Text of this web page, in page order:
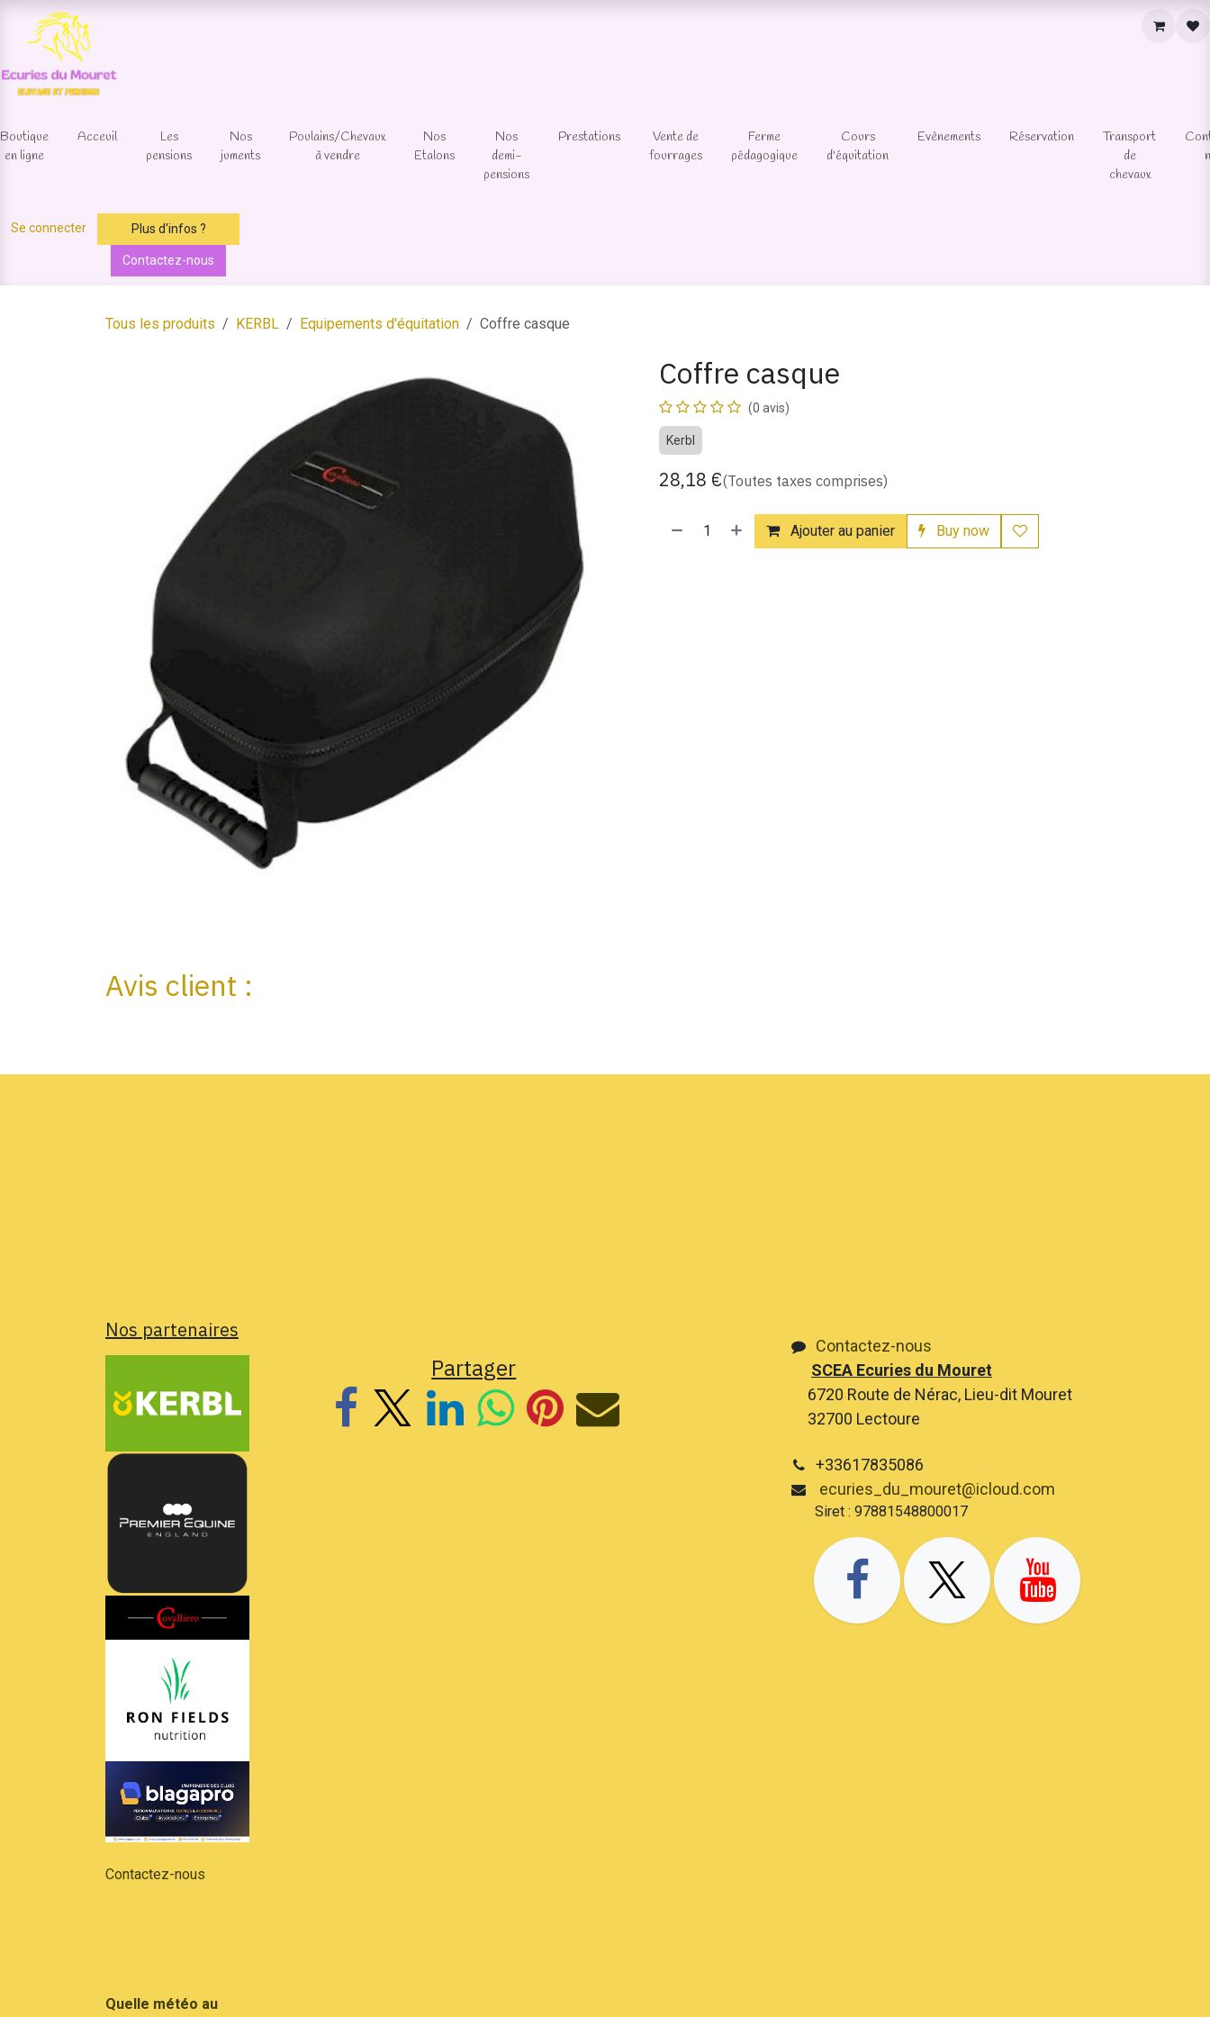
Se rendre au contenu
Boutique
en ligne
Acceuil
Les
pensions
Nos
juments
Poulains/Chevaux
à vendre
Nos
Etalons
Nos
demi-
pensions
Prestations
Vente de
fourrages
Ferme
pédagogique
Cours
d'équitation
Evènements Réservation
Transport
de
chevaux
Se connecter Plus d'infos ?
Contactez-nous
Tous les produits KERBL Equipements d'équitation Coffre casque
Coffre casque
(0 avis)
Kerbl
28,18 €(Toutes taxes comprises)
Ajouter au panier Buy now
Avis client :
Nos partenaires
Contactez-nous
Quelle météo au
Partager
Contactez-nous
SCEA Ecuries du Mouret
6720 Route de Nérac, Lieu-dit Mouret
32700 Lectoure
+33617835086
ecuries_du_mouret@icloud.com
Siret : 97881548800017